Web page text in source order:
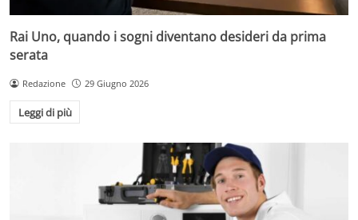
Rai Uno, quando i sogni diventano desideri da prima
serata
Redazione 29 Giugno 2026
Leggi di più